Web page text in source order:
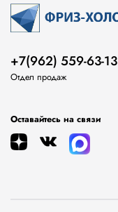
+7(962) 559-63-13
Отдел продаж
Оставайтесь на связи